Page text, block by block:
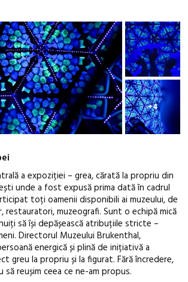
+4
a expoziției – grea, cărată la propriu din
unde a fost expusă prima dată în cadrul
toți oamenii disponibili ai muzeului, de
restauratori, muzeografi. Sunt o echipă mică
să își depășească atribuțiile stricte –
Directorul Muzeului Brukenthal,
energică și plină de inițiativă a
greu la propriu și la figurat. Fără încredere,
reușim ceea ce ne-am propus.